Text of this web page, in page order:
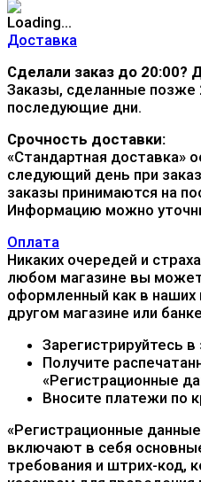
Доставка
Сделали заказ до 20:00?
Заказы, сделанные позже
последующие дни.
Срочность доставки:
«Стандартная доставка»
следующий день при
заказы принимаются на
Информацию можно
Оплата
Никаких очередей и
любом магазине вы
оформленный как в наших
другом магазине или
Зарегистрируйтесь в
Получите
«Регистрационные
Вносите платежи по
«Регистрационные
включают в себя
требования и штрих-код,